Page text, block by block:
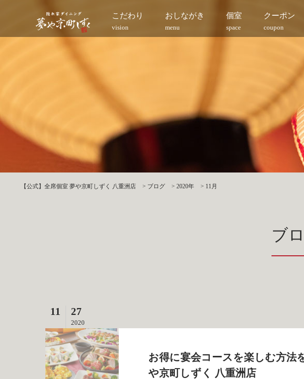
こだわり
vision
おしながき
menu
個室
space
クーポン
coupon
【公式】全席個室 夢や京町しずく 八重洲店 > ブログ > 2020年 > 11月
ブ
11 27
2020
お得に宴会コースを楽しむ方法
や京町しずく 八重洲店